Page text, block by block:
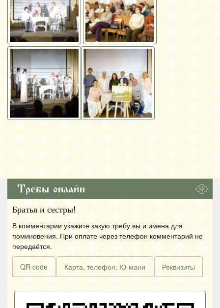
Требы онлайн
Братья и сестры!
В комментарии укажите какую требу вы и имена для
поминовения. При оплате через телефон комментарий не
передаётся.
QR code Карта, телефон, Ю-мани Реквизиты